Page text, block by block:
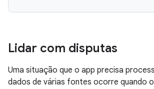
Lidar com disputas
Uma situação que o app precisa
dados de várias fontes ocorre quando